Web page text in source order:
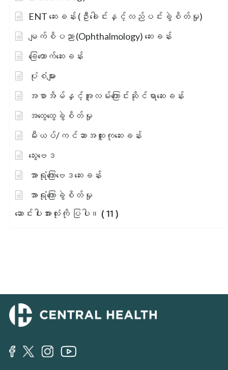
ENT ဆေးခန်း (ဦးခေါင်းနှင့်လည်ပင်းခွဲစိတ်မှု)
မျက်စိပညာ (Ophthalmology) ဆေးခန်း
ခြေထောက်ဆေးခန်း
ပုံစံများ
အစာအိမ်နှင့်အူလမ်းကြောင်းဆိုင်ရာဆေးခန်း
အထွေထွေခွဲစိတ်မှု
မီးယပ်/ကင်ဆာအထူးကုဆေးခန်း
သွေးဗေဒ
အာရုံကြောဗေဒဆေးခန်း
အာရုံကြောခွဲစိတ်မှု
ဆောင်းပါးအားလုံးကို ပြပါ။ ( 11 )